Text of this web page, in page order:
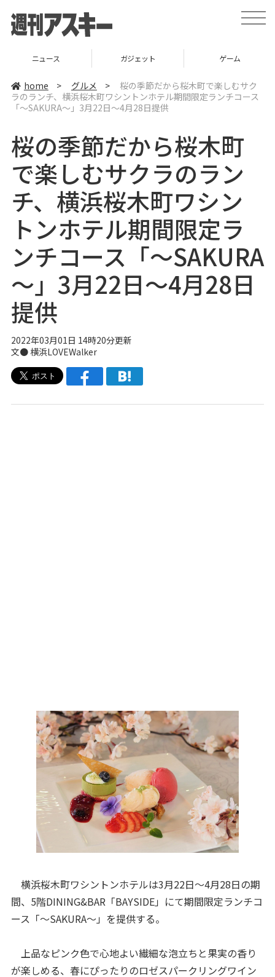
t
o
v
i
ニュース ガジェット ゲーム
home > グルメ >
桜の季節だから桜木町で楽しむサク
ラのランチ、横浜桜木町ワシントンホテル期間限定ランチコース
「～SAKURA～」3月22日～4月28日提供
桜の季節だから桜木町
で楽しむサクラのラン
チ、横浜桜木町ワシン
トンホテル期間限定ラ
ンチコース「～SAKURA
～」3月22日～4月28日
提供
2022年03月01日 14時20分更新
文● 横浜LOVEWalker
横浜桜木町ワシントンホテルは3月22日～4月28日の期
間、5階DINING&BAR「BAYSIDE」にて期間限定ランチコ
ース「～SAKURA～」を提供する。
上品なピンク色で心地よい繊細な泡立ちと果実の香り
が楽しめる、春にぴったりのロゼスパークリングワイン